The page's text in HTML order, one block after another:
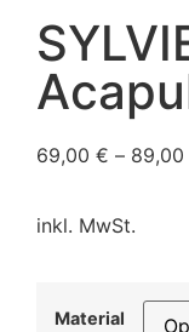
69,00 € – 89,00
inkl. MwSt.
Material